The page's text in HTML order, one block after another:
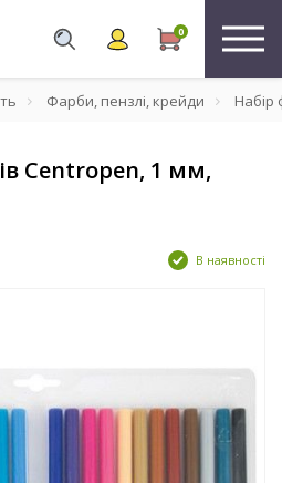
0
Фарби, пензлі, крейди Набір
Centropen, 1 мм,
В наявності